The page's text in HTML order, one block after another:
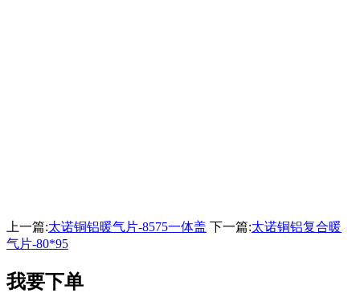
上一篇:太诺铜铝暖气片-8575一体盖 下一篇:太诺铜铝复合暖
气片-80*95
我要下单